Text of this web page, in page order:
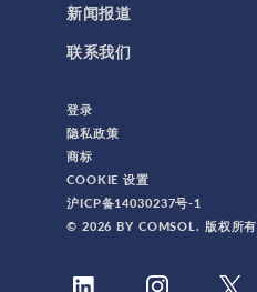
App 开发器简介视频
CFD 模块
RF 模块
优化模块
分子流模块
新闻报道
联系我们
登录
隐私政策
商标
COOKIE 设置
沪ICP备14030237号-1
© 2026 BY COMSOL. 版权所有